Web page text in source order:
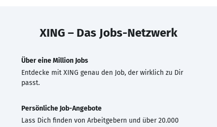
XING – Das Jobs-Netzwerk
Über eine Million Jobs
Entdecke mit XING genau den Job, der wirklich zu Dir
passt.
Persönliche Job-Angebote
Lass Dich finden von Arbeitgebern und über 20.000